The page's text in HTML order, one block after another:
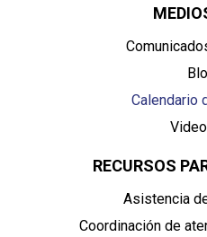
Calendario
RECURSOS
Asistencia
Coordinación de